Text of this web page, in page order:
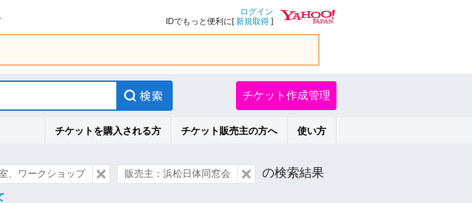
ログイン
IDでもっと便利に[新規取得 ]
チケット作成管理
チケットを購入される方 チケット販売主の方へ 使い方
、ワークショップ 販売主：浜松日体同窓会 の検索結果